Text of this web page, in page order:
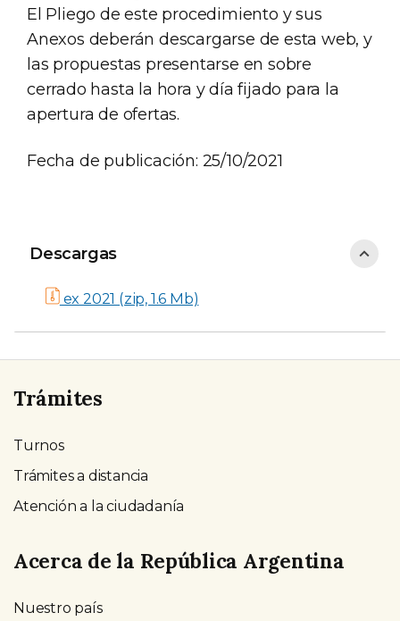
El Pliego de este procedimiento y sus
Anexos deberán descargarse de esta web, y
las propuestas presentarse en sobre
cerrado hasta la hora y día fijado para la
apertura de ofertas.
Fecha de publicación: 25/10/2021
Descargas
Descargas
ex 2021 (zip, 1.6 Mb)
Trámites
Turnos
Trámites a distancia
Atención a la ciudadanía
Acerca de la República Argentina
Nuestro país